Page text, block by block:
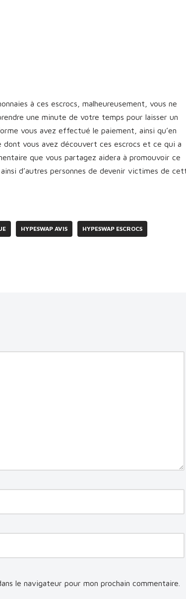
à ces escrocs, malheureusement, vous ne
une minute de votre temps pour laisser un
vous avez effectué le paiement, ainsi qu’en
vous avez découvert ces escrocs et ce qui a
que vous partagez aidera à promouvoir ce
d’autres personnes de devenir victimes de
HYPESWAP AVIS HYPESWAP ESCROCS
le navigateur pour mon prochain commentaire.